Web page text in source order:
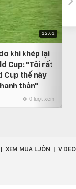
12:01
khi khép lại
Cup: "Tôi rất
Cup thế này
thản"
0 lượt xem
XEM MUA LUÔN VIDEO